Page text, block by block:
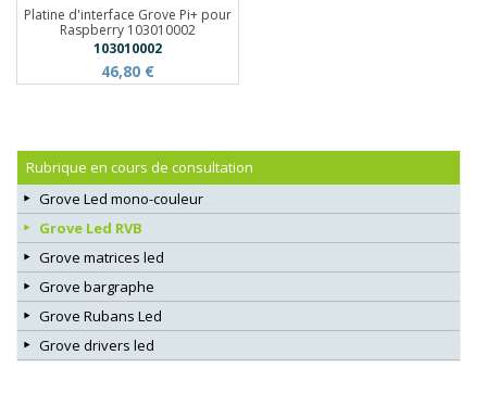
Platine d'interface Grove Pi+ pour
Raspberry 103010002
103010002
46,80 €
Rubrique en cours de consultation
Grove Led mono-couleur
Grove Led RVB
Grove matrices led
Grove bargraphe
Grove Rubans Led
Grove drivers led